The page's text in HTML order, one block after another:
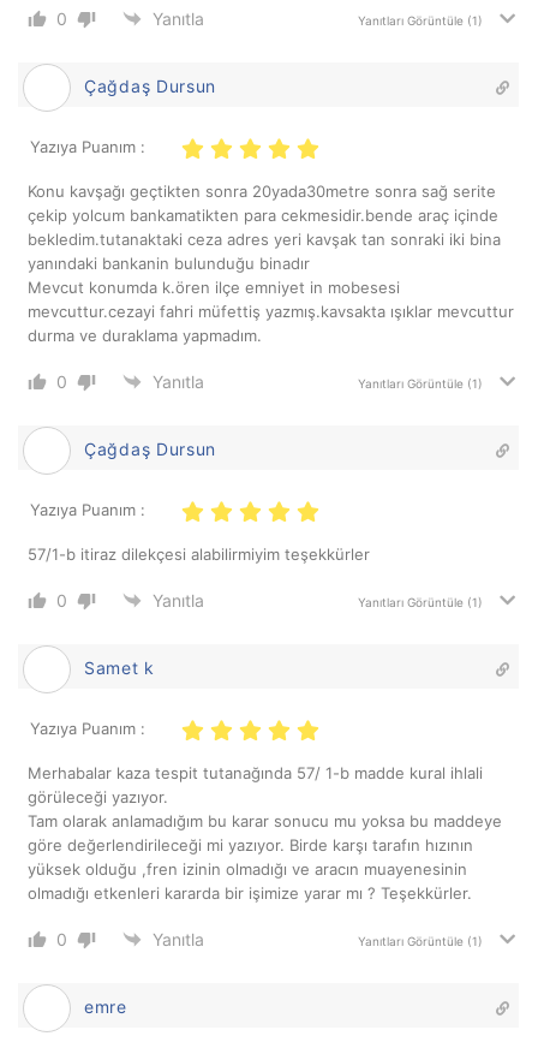
0 Yanıtla Yanıtları Görüntüle (1)
Çağdaş Dursun
Yazıya Puanım :
Konu kavşağı geçtikten sonra 20yada30metre sonra sağ serite
çekip yolcum bankamatikten para cekmesidir.bende araç içinde
bekledim.tutanaktaki ceza adres yeri kavşak tan sonraki iki bina
yanındaki bankanin bulunduğu binadır
Mevcut konumda k.ören ilçe emniyet in mobesesi
mevcuttur.cezayi fahri müfettiş yazmış.kavsakta ışıklar mevcuttur
durma ve duraklama yapmadım.
0 Yanıtla Yanıtları Görüntüle (1)
Çağdaş Dursun
Yazıya Puanım :
57/1-b itiraz dilekçesi alabilirmiyim teşekkürler
0 Yanıtla Yanıtları Görüntüle (1)
Samet k
Yazıya Puanım :
Merhabalar kaza tespit tutanağında 57/ 1-b madde kural ihlali
görüleceği yazıyor.
Tam olarak anlamadığım bu karar sonucu mu yoksa bu maddeye
göre değerlendirileceği mi yazıyor. Birde karşı tarafın hızının
yüksek olduğu ,fren izinin olmadığı ve aracın muayenesinin
olmadığı etkenleri kararda bir işimize yarar mı ? Teşekkürler.
0 Yanıtla Yanıtları Görüntüle (1)
emre